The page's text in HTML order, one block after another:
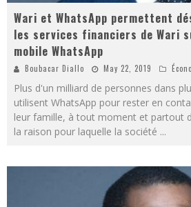
Wari et WhatsApp permettent
les services financiers de Wari
mobile WhatsApp
Boubacar Diallo May 22, 2019
Plus d'un milliard de personnes dans
utilisent WhatsApp pour rester en
leur famille, à tout moment et partout
la raison pour laquelle la société ...